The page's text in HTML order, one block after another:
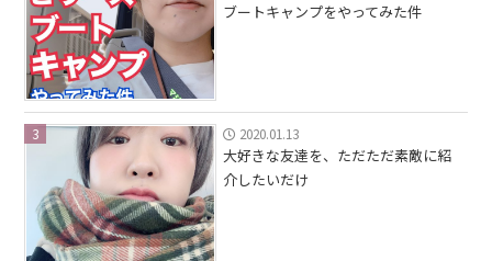
ブートキャンプをやってみた件
3 2020.01.13
大好きな友達を、ただただ素敵に紹
介したいだけ